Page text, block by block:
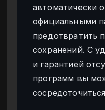
автоматически
официальными
предотвратить
сохранений. С
и гарантией
программ вы